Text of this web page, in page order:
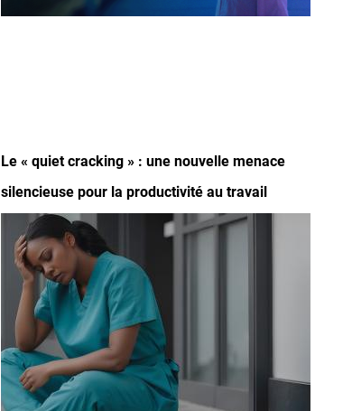
Le « quiet cracking » : une nouvelle menace
silencieuse pour la productivité au travail
Image